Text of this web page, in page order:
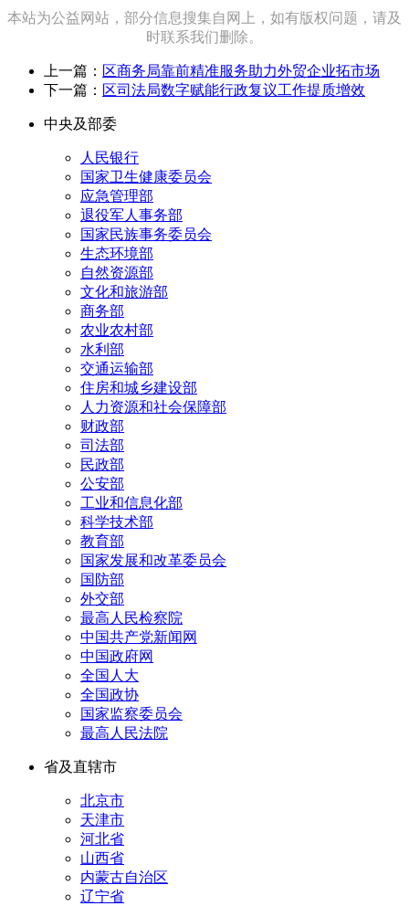
本站为公益网站，部分信息搜集自网上，如有版权问题，请及
时联系我们删除。
上一篇： 区商务局靠前精准服务助力外贸企业拓市场
下一篇： 区司法局数字赋能行政复议工作提质增效
中央及部委
人民银行
国家卫生健康委员会
应急管理部
退役军人事务部
国家民族事务委员会
生态环境部
自然资源部
文化和旅游部
商务部
农业农村部
水利部
交通运输部
住房和城乡建设部
人力资源和社会保障部
财政部
司法部
民政部
公安部
工业和信息化部
科学技术部
教育部
国家发展和改革委员会
国防部
外交部
最高人民检察院
中国共产党新闻网
中国政府网
全国人大
全国政协
国家监察委员会
最高人民法院
省及直辖市
北京市
天津市
河北省
山西省
内蒙古自治区
辽宁省